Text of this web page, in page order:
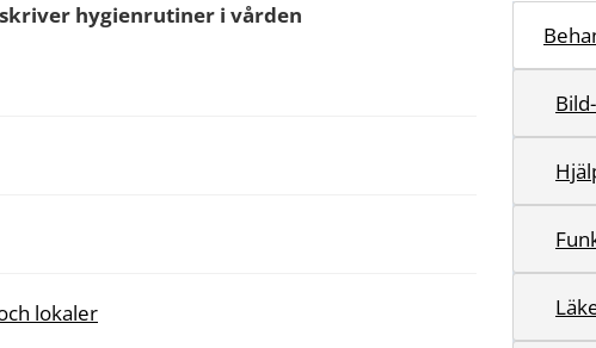
hygienrutiner i vården
lokaler